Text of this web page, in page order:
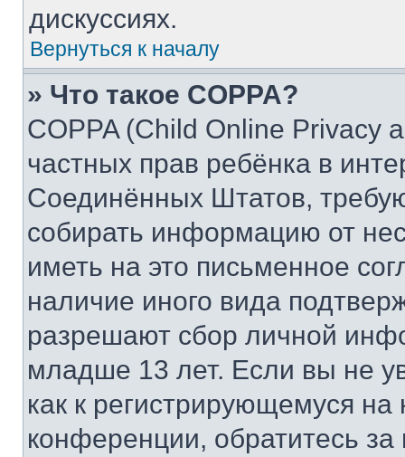
дискуссиях.
Вернуться к началу
» Что такое COPPA?
COPPA (Child Online Privacy
частных прав ребёнка в
Соединённых Штатов,
собирать информацию от
иметь на это письменное
наличие иного вида
разрешают сбор личной
младше 13 лет. Если вы не
как к регистрирующемуся
конференции, обратитесь